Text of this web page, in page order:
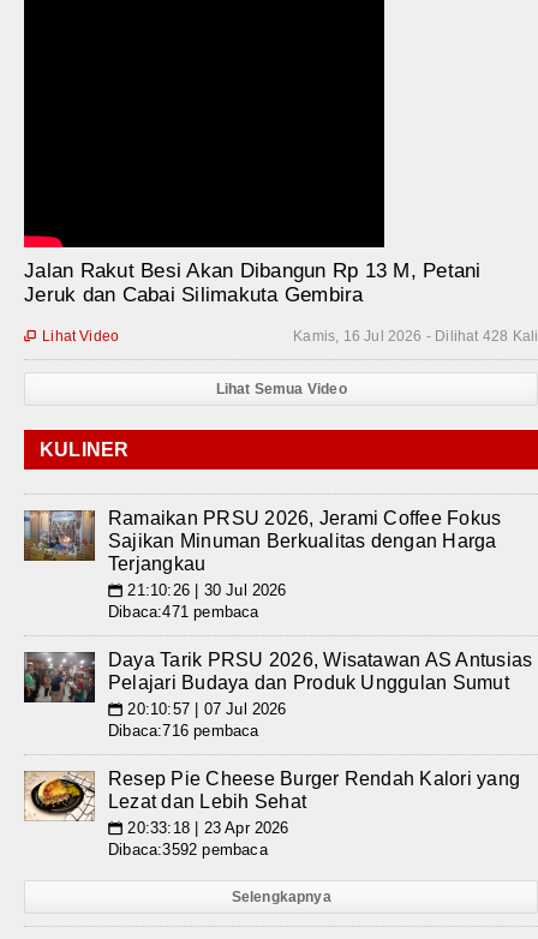
Jalan Rakut Besi Akan Dibangun Rp 13 M, Petani
Jeruk dan Cabai Silimakuta Gembira
Kamis, 16 Jul 2026 - Dilihat 428 Kali
 Lihat Video
Lihat Semua Video
KULINER
Ramaikan PRSU 2026, Jerami Coffee Fokus
Sajikan Minuman Berkualitas dengan Harga
Terjangkau
📅 21:10:26 | 30 Jul 2026
Dibaca:471 pembaca
Daya Tarik PRSU 2026, Wisatawan AS Antusias
Pelajari Budaya dan Produk Unggulan Sumut
📅 20:10:57 | 07 Jul 2026
Dibaca:716 pembaca
Resep Pie Cheese Burger Rendah Kalori yang
Lezat dan Lebih Sehat
📅 20:33:18 | 23 Apr 2026
Dibaca:3592 pembaca
Selengkapnya